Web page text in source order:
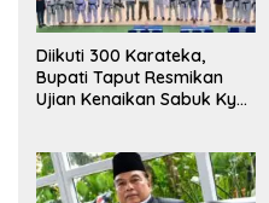
Diikuti 300 Karateka,
Bupati Taput Resmikan
Ujian Kenaikan Sabuk Kyu